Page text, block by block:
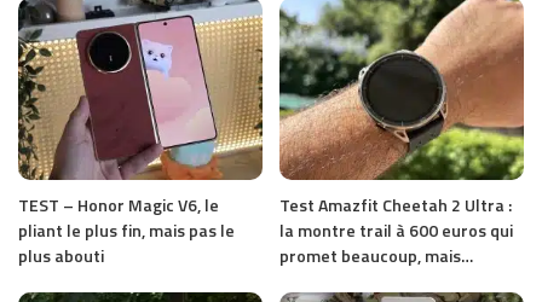
TEST – Honor Magic V6, le
pliant le plus fin, mais pas le
plus abouti
Test Amazfit Cheetah 2 Ultra :
la montre trail à 600 euros qui
promet beaucoup, mais…